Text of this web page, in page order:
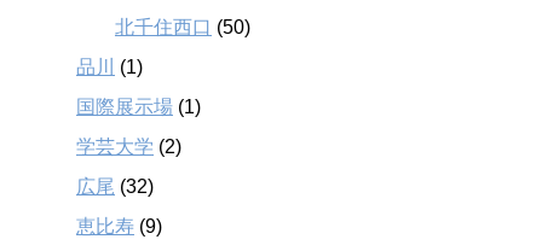
北千住西口 (50)
品川
(1)
国際展示場 (1)
学芸大学 (2)
広尾 (32)
恵比寿 (9)